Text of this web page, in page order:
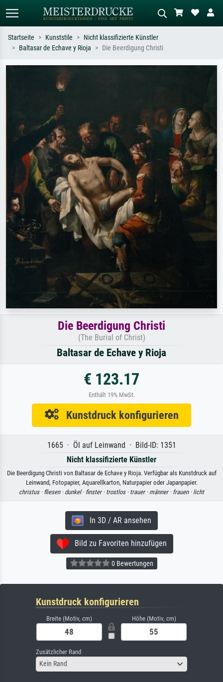
oder Stilen – z.B. Monet,
Sternennacht, Impressionismus, Welle
Startseite Kunststile
Nicht klassifizierte Künstler
Baltasar de Echave y Rioja
Die Beerdigung Christi
Die Beerdigung Christi
(The Burial of Christ)
Baltasar de Echave y Rioja
€ 123.17
Enthält 19% MwSt.
Kunstdruck konfigurieren
1665 · Öl auf Leinwand · Bild-ID: 1351
Nicht klassifizierte Künstler
Die Beerdigung Christi von Baltasar de Echave y Rioja. Verfügbar als Kunstdruck auf
Leinwand, Fotopapier, Aquarellkarton, Naturpapier oder Japanpapier.
christus · fliesen · dunkel · finster · trostlos · trauer · männer · frauen · licht
In 3D / AR ansehen
Bild zu Favoriten hinzufügen
0 Bewertungen
Kunstdruck konfigurieren
Breite (Motiv, cm) Höhe (Motiv, cm)
Zusätzlicher Rand
Kein Rand